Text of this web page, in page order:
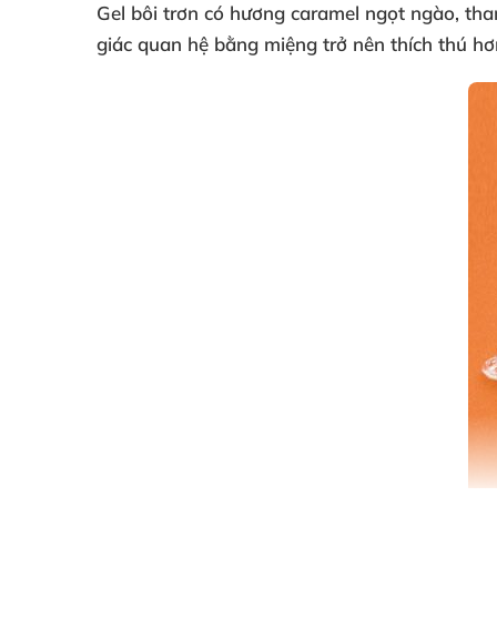
Gel bôi trơn có hương caramel ngọt ngào,
giác quan hệ bằng miệng trở nên thích thú